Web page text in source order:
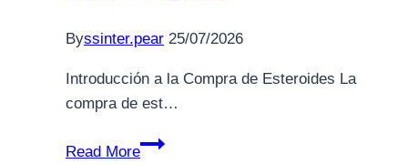
and
on-
line
web
Byssinter.pear 25/07/2026
Introducción a la Compra de Esteroides La
compra de est…
Read More
Cómo